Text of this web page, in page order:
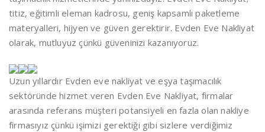
titiz, eğitimli eleman kadrosu, geniş kapsamlı paketleme
materyalleri, hijyen ve güven gerektirir. Evden Eve Nakliyat
olarak, mutluyuz çünkü güveninizi kazanıyoruz.
Uzun yıllardır Evden eve nakliyat ve eşya taşımacılık
sektöründe hizmet veren Evden Eve Nakliyat, firmalar
arasında referans müşteri potansiyeli en fazla olan nakliye
firmasıyız çünkü işimizi gerektiği gibi sizlere verdiğimiz